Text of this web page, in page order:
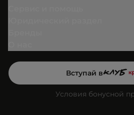
Вступай в
Условия бонусной